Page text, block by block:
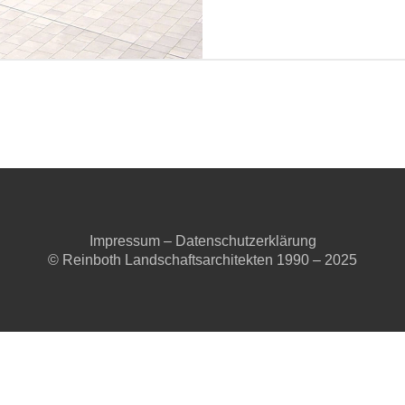
Impressum– Datenschutzerklärung
© Reinboth Landschaftsarchitekten 1990 – 2025